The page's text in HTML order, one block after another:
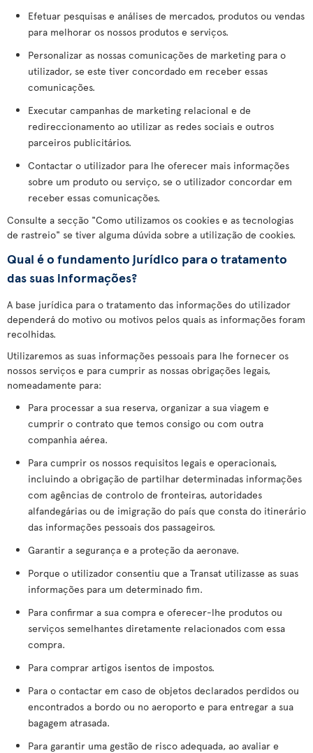
Efetuar pesquisas e análises de mercados, produtos ou vendas
para melhorar os nossos produtos e serviços.
Personalizar as nossas comunicações de marketing para o
utilizador, se este tiver concordado em receber essas
comunicações.
Executar campanhas de marketing relacional e de
redireccionamento ao utilizar as redes sociais e outros
parceiros publicitários.
Contactar o utilizador para lhe oferecer mais informações
sobre um produto ou serviço, se o utilizador concordar em
receber essas comunicações.
Consulte a secção "Como utilizamos os cookies e as tecnologias
de rastreio" se tiver alguma dúvida sobre a utilização de cookies.
Qual é o fundamento jurídico para o tratamento
das suas informações?
A base jurídica para o tratamento das informações do utilizador
dependerá do motivo ou motivos pelos quais as informações foram
recolhidas.
Utilizaremos as suas informações pessoais para lhe fornecer os
nossos serviços e para cumprir as nossas obrigações legais,
nomeadamente para:
Para processar a sua reserva, organizar a sua viagem e
cumprir o contrato que temos consigo ou com outra
companhia aérea.
Para cumprir os nossos requisitos legais e operacionais,
incluindo a obrigação de partilhar determinadas informações
com agências de controlo de fronteiras, autoridades
alfandegárias ou de imigração do país que consta do itinerário
das informações pessoais dos passageiros.
Garantir a segurança e a proteção da aeronave.
Porque o utilizador consentiu que a Transat utilizasse as suas
informações para um determinado fim.
Para confirmar a sua compra e oferecer-lhe produtos ou
serviços semelhantes diretamente relacionados com essa
compra.
Para comprar artigos isentos de impostos.
Para o contactar em caso de objetos declarados perdidos ou
encontrados a bordo ou no aeroporto e para entregar a sua
bagagem atrasada.
Para garantir uma gestão de risco adequada, ao avaliar e